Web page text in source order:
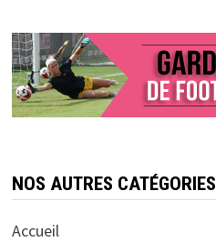
NOS AUTRES CATÉGORIES
Accueil